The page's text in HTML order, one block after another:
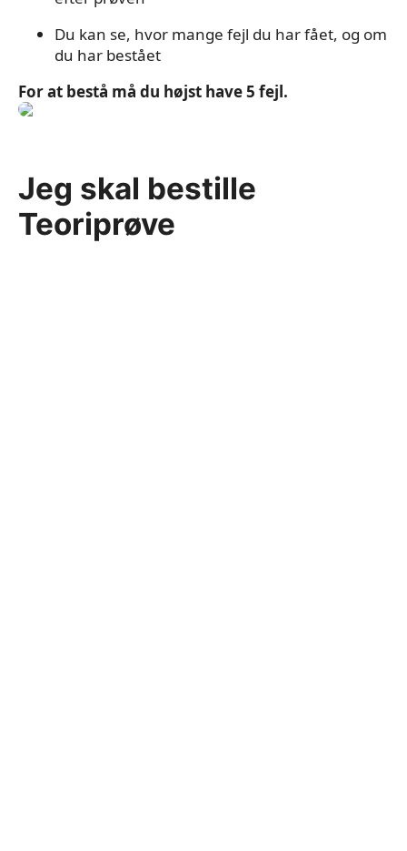
Du kan se, hvor mange fejl du har fået, og om
du har bestået
For at bestå må du højst have 5 fejl.
Jeg skal bestille
Teoriprøve